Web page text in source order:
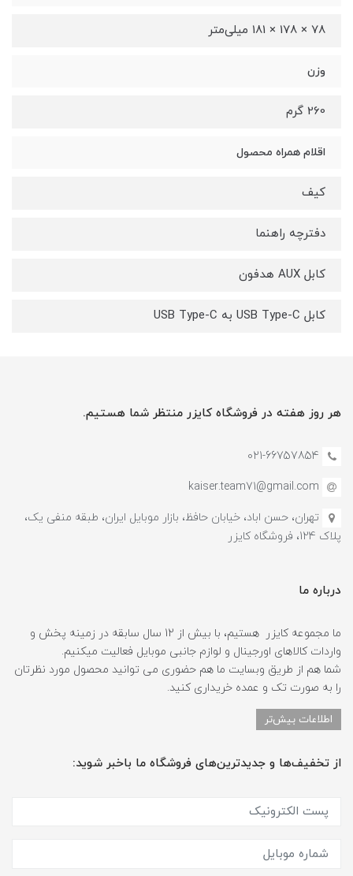
78 × 178 × 181 میلی‌متر
وزن
260 گرم
اقلام همراه محصول
کیف
دفترچه راهنما
کابل AUX هدفون
کابل USB Type-C به USB Type-C
هر روز هفته در فروشگاه کایزر منتظر شما هستیم.
021-66757854
kaiser.team71@gmail.com
تهران، حسن اباد، خیابان حافظ، بازار موبایل ایران، طبقه منفی یک،
پلاک 124، فروشگاه کایزر
درباره ما
ما مجموعه کایزر هستیم، با بیش از 12 سال سابقه در زمینه پخش و
واردات کالاهای اورجینال و لوازم جانبی موبایل فعالیت میکنیم.
شما هم از طریق وبسایت ما هم حضوری می توانید محصول مورد نظرتان
را به صورت تک و عمده خریداری کنید.
اطلاعات بیش‌تر
از تخفیف‌ها و جدیدترین‌های فروشگاه ما باخبر شوید: